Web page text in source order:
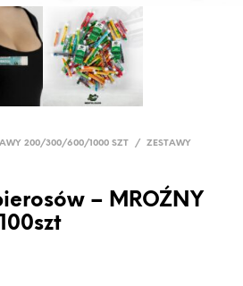
200/300/600/1000 SZT /
ZESTAWY
– MROŹNY